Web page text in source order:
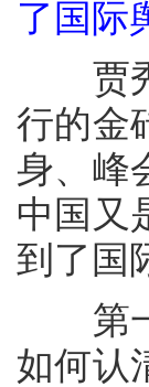
了国际
贾秀
行的金
身、峰
中国又
到了国
第一
如何认